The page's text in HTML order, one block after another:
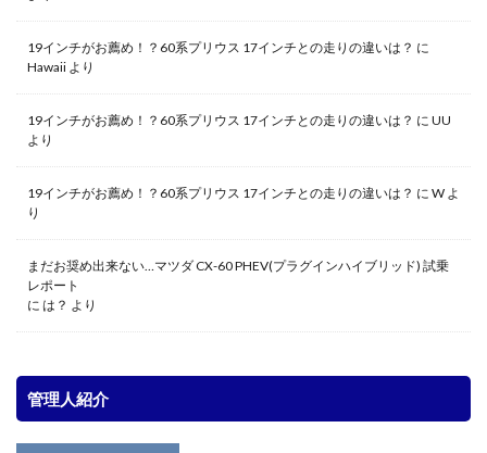
19インチがお薦め！？60系プリウス 17インチとの走りの違いは？ に
Hawaii より
19インチがお薦め！？60系プリウス 17インチとの走りの違いは？ に UU
より
19インチがお薦め！？60系プリウス 17インチとの走りの違いは？ に W よ
り
まだお奨め出来ない…マツダ CX-60 PHEV(プラグインハイブリッド) 試乗
レポート
に は？ より
管理人紹介